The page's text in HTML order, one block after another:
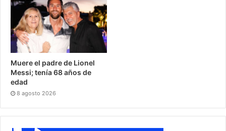
Muere el padre de Lionel
Messi; tenía 68 años de
edad
8 agosto 2026